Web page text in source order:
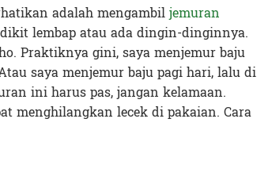
adalah mengambiljemuran
lembap atau ada dingin-dinginnya.
Praktiknya gini, saya menjemur baju
saya menjemur baju pagi hari, lalu di
ini harus pas, jangan kelamaan.
menghilangkan lecek di pakaian. Cara